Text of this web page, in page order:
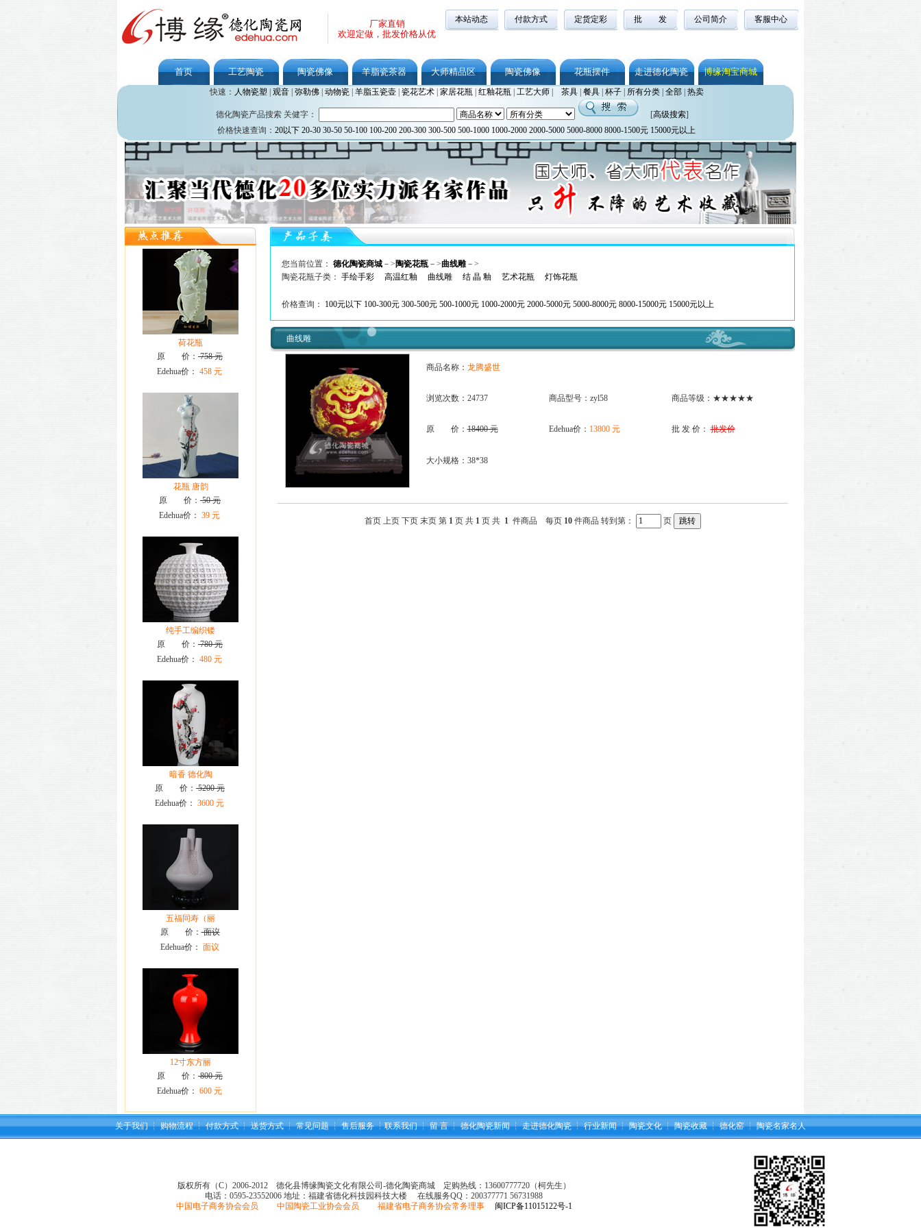
厂家直销
欢迎定做，批发价格从优
本站动态 付款方式 定货定彩 批 发 公司简介 客服中心
首页 工艺陶瓷 陶瓷佛像 羊脂瓷茶器 大师精品区 陶瓷佛像 花瓶摆件 走进德化陶瓷 博缘淘宝商城
快速： 人物瓷塑 观音| 弥勒佛| 动物瓷| 羊脂玉瓷壶| 瓷花艺术| 家居花瓶| 红釉花瓶| 工艺大师| 茶具| 餐具| 杯子| 所有分类| 全部| 热卖
德化陶瓷产品搜索 关健字： [高级搜索]
价格快速查询： 20以下 20-30 30-50 50-100 100-200 200-300 300-500 500-1000 1000-2000 2000-5000 5000-8000 8000-1500元 15000元以上
荷花瓶
原 价： 758 元
Edehua价： 458 元
花瓶 唐韵
原 价： 50 元
Edehua价： 39 元
纯手工编织镂
原 价： 780 元
Edehua价： 480 元
暗香 德化陶
原 价： 5200 元
Edehua价： 3600 元
五福同寿（丽
原 价：面议
Edehua价： 面议
12寸东方丽
原 价： 800 元
Edehua价： 600 元
您当前位置： 德化陶瓷商城－> 陶瓷花瓶－>曲线雕－>
陶瓷花瓶子类： 手绘手彩 高温红釉 曲线雕 结 晶 釉 艺术花瓶 灯饰花瓶
价格查询： 100元以下 100-300元 300-500元 500-1000元 1000-2000元 2000-5000元 5000-8000元 8000-15000元 15000元以上
曲线雕
商品名称： 龙腾盛世
浏览次数：24737 商品型号：zyl58 商品等级：★★★★★
原 价：18400 元 Edehua价： 13800 元 批 发 价：批发价
大小规格：38*38
首页 上页 下页 末页 第 1 页 共 1 页 共 1 件商品 每页 10 件商品 转到第： 页
关于我们┆购物流程┆付款方式┆送货方式┆常见问题┆售后服务┆联系我们┆留 言 ┆德化陶瓷新闻 ┆走进德化陶瓷 ┆行业新闻 ┆陶瓷文化 ┆陶瓷收藏 ┆德化窑 ┆陶瓷名家名人
版权所有（C）2006-2012 德化县博缘陶瓷文化有限公司-德化陶瓷商城 定购热线：13600777720（柯先生）
电话：0595-23552006 地址：福建省德化科技园科技大楼 在线服务QQ： 200377771 56731988
中国电子商务协会会员 中国陶瓷工业协会会员 福建省电子商务协会常务理事
闽ICP备11015122号-1